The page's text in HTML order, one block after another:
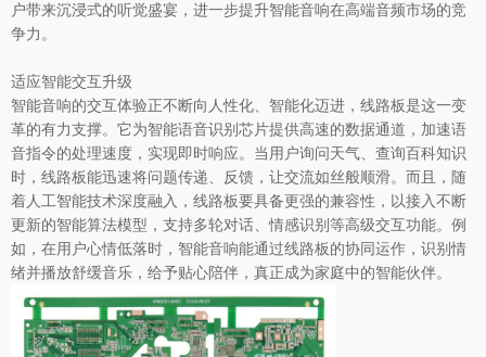
户带来沉浸式的听觉盛宴，进一步提升智能音响在高端音频市场的竞
争力。
适应智能交互升级
智能音响的交互体验正不断向人性化、智能化迈进，线路板是这一变
革的有力支撑。它为智能语音识别芯片提供高速的数据通道，加速语
音指令的处理速度，实现即时响应。当用户询问天气、查询百科知识
时，线路板能迅速将问题传递、反馈，让交流如丝般顺滑。而且，随
着人工智能技术深度融入，线路板要具备更强的兼容性，以接入不断
更新的智能算法模型，支持多轮对话、情感识别等高级交互功能。例
如，在用户心情低落时，智能音响能通过线路板的协同运作，识别情
绪并播放舒缓音乐，给予贴心陪伴，真正成为家庭中的智能伙伴。